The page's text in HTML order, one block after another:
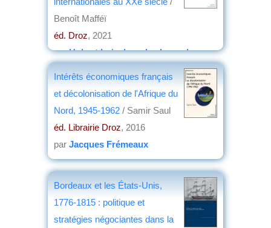
Benoît Mafféï
éd. Droz, 2021
parHubert Loiseleur des Longchamps
Intérêts économiques français
et décolonisation de l'Afrique du
Nord, 1945-1962 / Samir Saul
éd. Librairie Droz, 2016
par Jacques Frémeaux
Bordeaux et les États-Unis,
1776-1815 : politique et
stratégies négociantes dans la